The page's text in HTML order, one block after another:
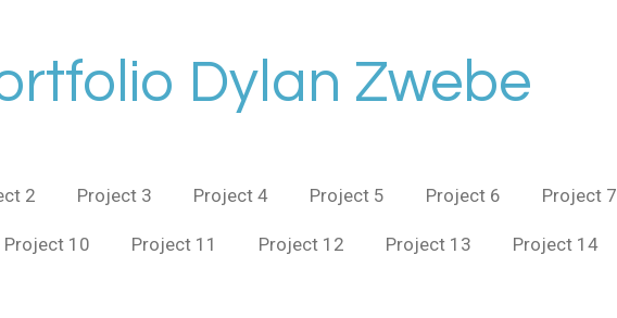
Dylan Zwebe
2 Project 3 Project 4 Project 5 Project 6 Project 7
Project 10 Project 11 Project 12 Project 13 Project 14